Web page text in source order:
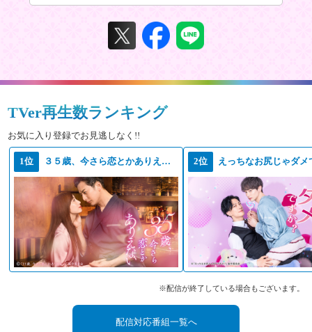
TVer再生数ランキング
お気に入り登録でお見逃しなく!!
1位 ３５歳、今さら恋とかありえない 2位 えっちなお尻じゃダメ
※配信が終了している場合もございます。
配信対応番組一覧へ